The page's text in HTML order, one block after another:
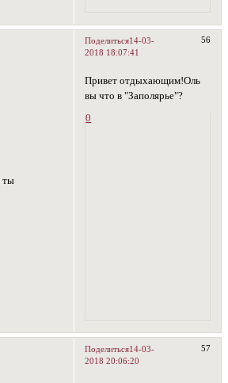
Поделиться 56
14-03-
2018 18:07:41
ты
Привет отдыхающим!Оль
вы что в "Заполярье"?
0
Поделиться 57
14-03-
2018 20:06:20